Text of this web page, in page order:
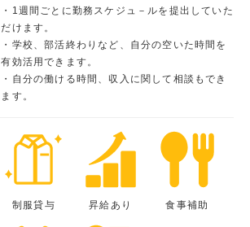
・1週間ごとに勤務スケジュ－ルを提出していた
だけます。
・学校、部活終わりなど、自分の空いた時間を
有効活用できます。
・自分の働ける時間、収入に関して相談もでき
ます。
制服貸与 昇給あり 食事補助